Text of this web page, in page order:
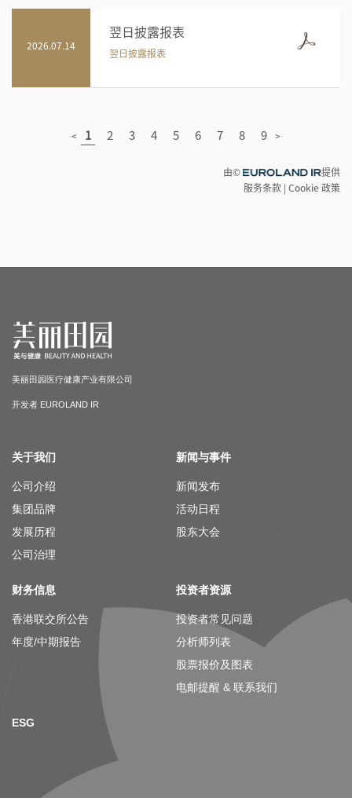
美丽田园医疗健康产业有限公司
开发者 EUROLAND IR
关于我们
公司介绍
集团品牌
发展历程
公司治理
新闻与事件
新闻发布
活动日程
股东大会
财务信息
香港联交所公告
年度/中期报告
投资者资源
投资者常见问题
分析师列表
股票报价及图表
电邮提醒 & 联系我们
ESG